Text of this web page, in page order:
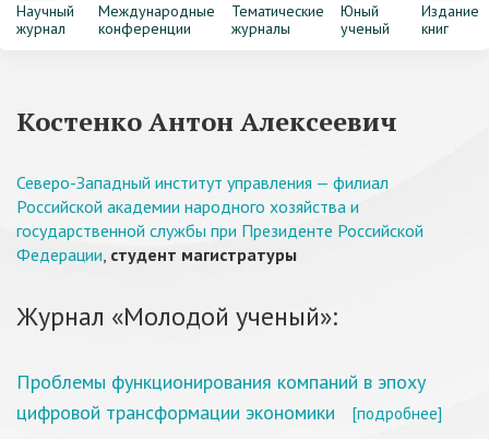
Научный
журнал
Международные
конференции
Тематические
журналы
Юный
ученый
Издание
книг
Костенко Антон Алексеевич
Северо-Западный институт управления — филиал
Российской академии народного хозяйства и
государственной службы при Президенте Российской
Федерации, студент магистратуры
Журнал «Молодой ученый»:
Проблемы функционирования компаний в эпоху
цифровой трансформации экономики
[подробнее]